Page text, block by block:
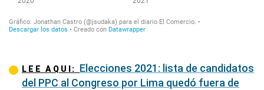
LEE AQUI: Elecciones 2021: lista de candidatos
del PPC al Congreso por Lima quedó fuera de